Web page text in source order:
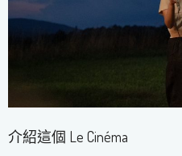
介紹這個 Le Cinéma